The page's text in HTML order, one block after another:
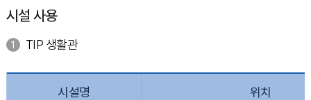
시설 사용
TIP 생활관
시설명 위치